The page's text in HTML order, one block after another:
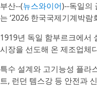
부산--(뉴스와이어)--독일의
는 ‘2026 한국국제기계박
1919년 독일 함부르크에서
시장을 선도해 온 제조업체
특수 설계와 고기능성 플라
트, 런던 템스강 등 안전과